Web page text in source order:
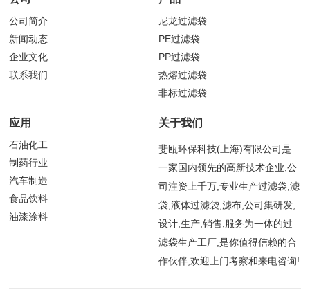
公司简介
新闻动态
企业文化
联系我们
尼龙过滤袋
PE过滤袋
PP过滤袋
热熔过滤袋
非标过滤袋
应用
石油化工
制药行业
汽车制造
食品饮料
油漆涂料
关于我们
斐瓯环保科技(上海)有限公司是
一家国内领先的高新技术企业,公
司注资上千万,专业生产过滤袋,滤
袋,液体过滤袋,滤布,公司集研发,
设计,生产,销售,服务为一体的过
滤袋生产工厂,是你值得信赖的合
作伙伴,欢迎上门考察和来电咨询!